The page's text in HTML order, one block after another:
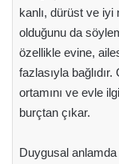
kanlı, dürüst ve
olduğunu da
özellikle evine,
fazlasıyla
ortamını ve evle
burçtan çıkar.
Duygusal